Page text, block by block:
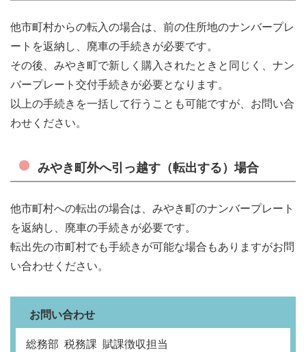
他市町村からの転入の場合は、前の住所地のナンバープレ
ートを返納し、廃車の手続きが必要です。
その後、みやき町で新しく購入されたときと同じく、ナン
バープレート交付手続きが必要となります。
以上の手続きを一括して行うことも可能ですが、お問い合
わせください。
みやき町外へ引っ越す（転出する）場合
他市町村への転出の場合は、みやき町のナンバープレート
を返納し、廃車の手続きが必要です。
転出先の市町村でも手続きが可能な場合もありますがお問
い合わせください。
お問い合わせ
総務部 税務課 賦課徴収担当